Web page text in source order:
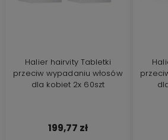
Halier hairvity Tabletki
przeciw wypadaniu włosów
dla kobiet 2x 60szt
199,77 zł